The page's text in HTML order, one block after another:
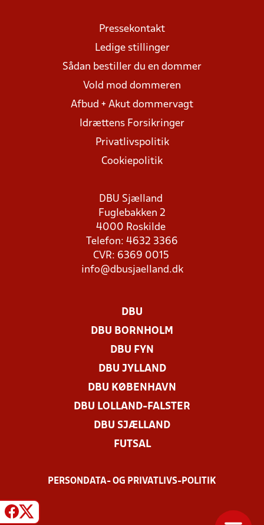
Pressekontakt
Ledige stillinger
Sådan bestiller du en dommer
Vold mod dommeren
Afbud + Akut dommervagt
Idrættens Forsikringer
Privatlivspolitik
Cookiepolitik
DBU Sjælland
Fuglebakken 2
4000 Roskilde
Telefon: 4632 3366
CVR: 6369 0015
info@dbusjaelland.dk
DBU
DBU BORNHOLM
DBU FYN
DBU JYLLAND
DBU KØBENHAVN
DBU LOLLAND-FALSTER
DBU SJÆLLAND
FUTSAL
PERSONDATA- OG PRIVATLIVS-POLITIK